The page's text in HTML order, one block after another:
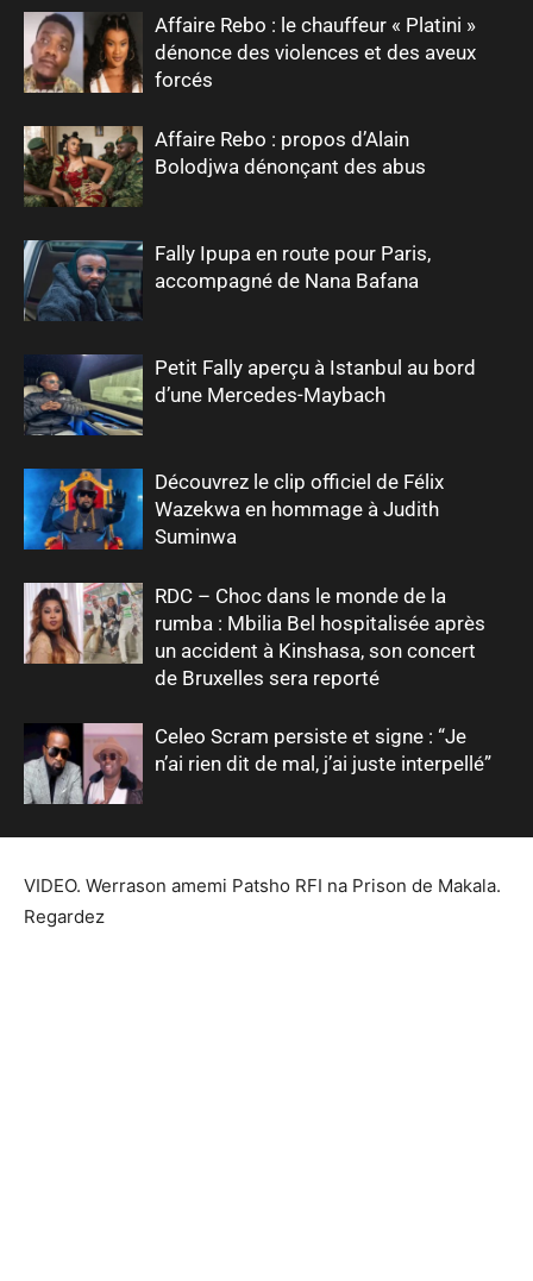
Affaire Rebo : le chauffeur « Platini »
dénonce des violences et des aveux
forcés
Affaire Rebo : propos d’Alain
Bolodjwa dénonçant des abus
Fally Ipupa en route pour Paris,
accompagné de Nana Bafana
Petit Fally aperçu à Istanbul au bord
d’une Mercedes-Maybach
Découvrez le clip officiel de Félix
Wazekwa en hommage à Judith
Suminwa
RDC – Choc dans le monde de la
rumba : Mbilia Bel hospitalisée après
un accident à Kinshasa, son concert
de Bruxelles sera reporté
Celeo Scram persiste et signe : “Je
n’ai rien dit de mal, j’ai juste interpellé”
VIDEO. Werrason amemi Patsho RFI na Prison de Makala.
Regardez